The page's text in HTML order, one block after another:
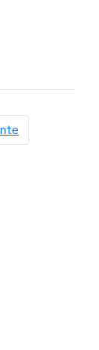
página siguiente